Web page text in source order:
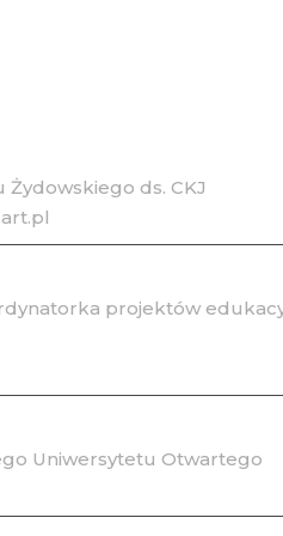
ds. CKJ
projektów
Uniwersytetu Otwartego